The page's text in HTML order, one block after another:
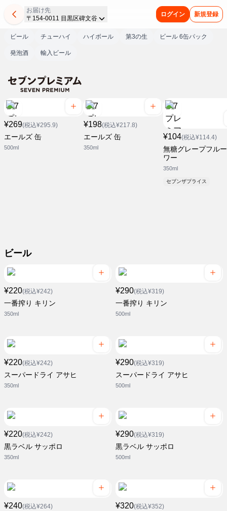
お届け先
〒154-0011 目黒区碑文谷
ログイン 新規登録
ビール チューハイ ハイボール 第3の生 ビール 6缶パック
発泡酒 輸入ビール
¥269(税込¥295.9)
エールズ 缶
500ml
¥198(税込¥217.8)
エールズ 缶
350ml
¥104(税込¥114.4)
無糖グレープフル
ワー
350ml
セブンザプライス
ビール
¥220(税込¥242)
一番搾り キリン
350ml
¥290(税込¥319)
一番搾り キリン
500ml
¥220(税込¥242)
スーパードライ アサヒ
350ml
¥290(税込¥319)
スーパードライ アサヒ
500ml
¥220(税込¥242)
黒ラベル サッポロ
350ml
¥290(税込¥319)
黒ラベル サッポロ
500ml
¥240(税込¥264) ¥320(税込¥352)